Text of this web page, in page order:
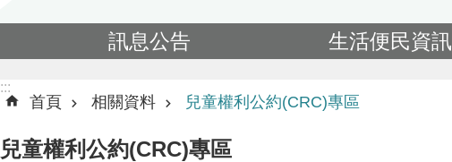
訊息公告 生活便民資訊
:::
首頁 相關資料 兒童權利公約(CRC)專區
兒童權利公約(CRC)專區